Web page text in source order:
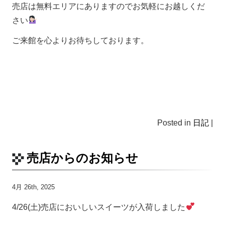
売店は無料エリアにありますのでお気軽にお越しくだ
さい
ご来館を心よりお待ちしております。
Posted in 日記|
売店からのお知らせ
4月 26th, 2025
4/26(土)売店においしいスイーツが入荷しました